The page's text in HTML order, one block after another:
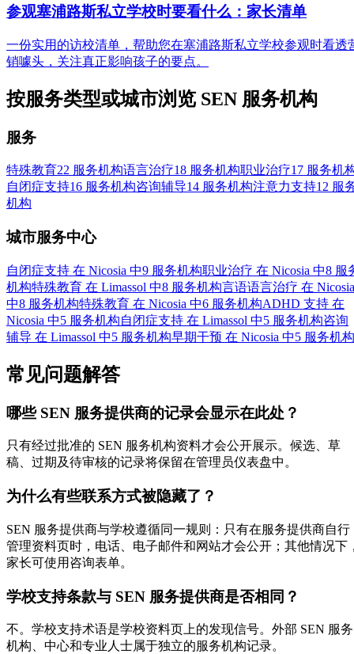
参观塞浦路斯私立学校时要看什么：家长清单
一份实用的访校清单，帮助您在塞浦路斯私立学校参观时看透
销噱头，关注真正影响孩子的要点。
按服务类型或城市浏览 SEN 服务机构
服务
特殊教育22 服务机构语言治疗18 服务机构职业治疗17 服务机
自闭症支持16 服务机构咨询辅导14 服务机构注意力支持12 服
机构
城市服务中心
自闭症支持 在 Nicosia 中9 服务机构职业治疗 在 Nicosia 中8 服
机构特殊教育 在 Limassol 中8 服务机构言语语言治疗 在 Nicosia
中8 服务机构特殊教育 在 Nicosia 中6 服务机构ADHD 支持 在
Nicosia 中5 服务机构自闭症支持 在 Limassol 中5 服务机构咨询
辅导 在 Limassol 中5 服务机构早期干预 在 Nicosia 中5 服务机构
常见问题解答
哪些 SEN 服务提供商的记录会显示在此处？
只有经过批准的 SEN 服务机构资料才会公开展示。候选、草
稿、过期及待审核的记录将保留在管理员仪表盘中。
为什么有些联系方式被隐藏了？
SEN 服务提供商与学校遵循同一规则：只有在服务提供商自行
管理资料页时，电话、电子邮件和网站才会公开；其他情况下
家长可使用咨询表单。
学校支持条款与 SEN 服务提供商是否相同？
不。学校支持术语是学校资料页上的发现信号。外部 SEN 服务
机构、中心和专业人士属于独立的服务机构记录。